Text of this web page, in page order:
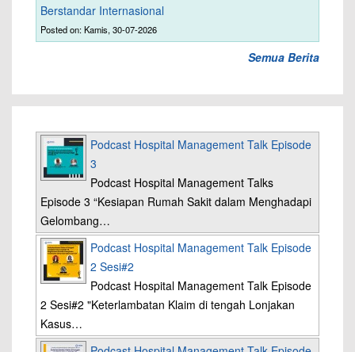
Berstandar Internasional
Posted on: Kamis, 30-07-2026
Semua Berita
Podcast Hospital Management Talk Episode
3
Podcast Hospital Management Talks
Episode 3 “Kesiapan Rumah Sakit dalam Menghadapi
Gelombang…
Podcast Hospital Management Talk Episode
2 Sesi#2
Podcast Hospital Management Talk Episode
2 Sesi#2 "Keterlambatan Klaim di tengah Lonjakan
Kasus…